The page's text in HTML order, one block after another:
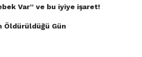
Var” ve bu iyiye işaret!
Öldürüldüğü Gün